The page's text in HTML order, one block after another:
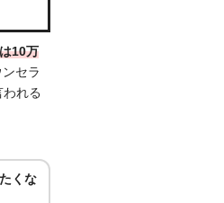
10万
セラ
われる
くな